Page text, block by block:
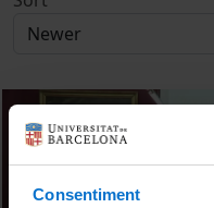
Consentiment